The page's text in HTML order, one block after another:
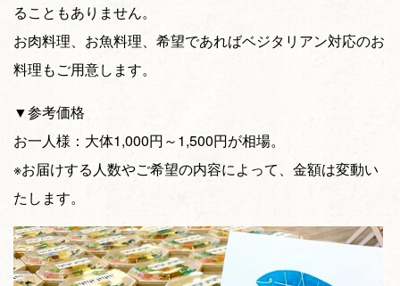
ることもありません。
お肉料理、お魚料理、希望であればベジタリアン対応のお
料理もご用意します。
▼参考価格
お一人様：大体1,000円～1,500円が相場。
※お届けする人数やご希望の内容によって、金額は変動い
たします。